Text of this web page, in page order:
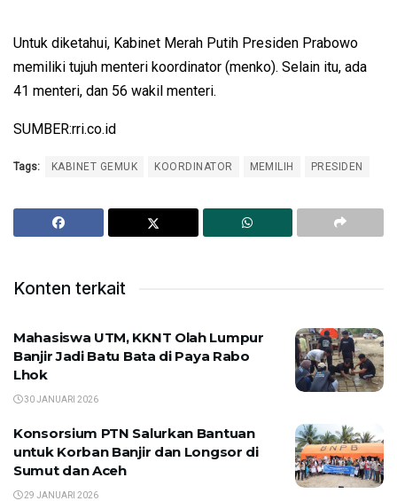
Untuk diketahui, Kabinet Merah Putih Presiden Prabowo
memiliki tujuh menteri koordinator (menko). Selain itu, ada
41 menteri, dan 56 wakil menteri.
SUMBER:rri.co.id
Tags: KABINET GEMUK KOORDINATOR MEMILIH PRESIDEN
Konten terkait
Mahasiswa UTM, KKNT Olah Lumpur
Banjir Jadi Batu Bata di Paya Rabo
Lhok
30 JANUARI 2026
Konsorsium PTN Salurkan Bantuan
untuk Korban Banjir dan Longsor di
Sumut dan Aceh
29 JANUARI 2026